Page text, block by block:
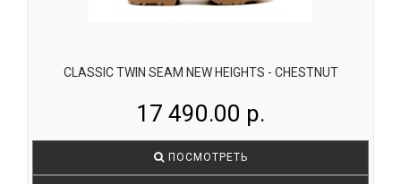
CLASSIC TWIN SEAM NEW HEIGHTS - СHESTNUT
17 490.00 р.
ПОСМОТРЕТЬ